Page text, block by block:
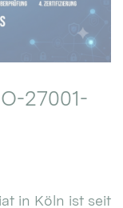
27001-
in Köln ist seit